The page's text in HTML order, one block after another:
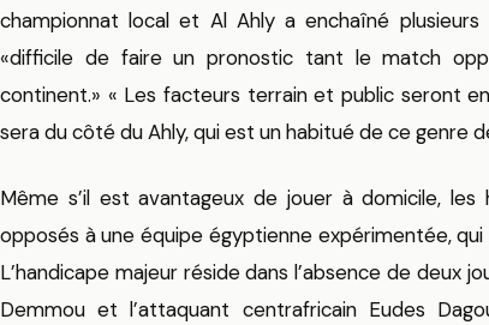
championnat local et Al Ahly a enchaîné
«difficile de faire un pronostic tant le match
continent.» « Les facteurs terrain et public seront
sera du côté du Ahly, qui est un habitué de ce genre
Même s’il est avantageux de jouer à domicile,
opposés à une équipe égyptienne expérimentée,
L’handicape majeur réside dans l’absence de deux
Demmou et l’attaquant centrafricain Eudes